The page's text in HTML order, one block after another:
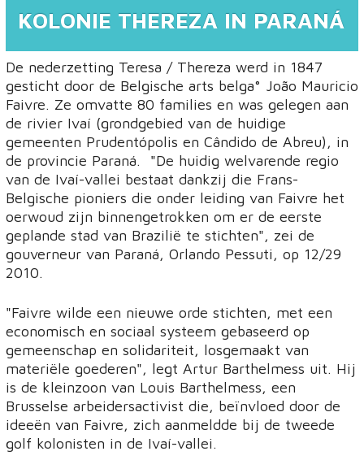
KOLONIE THEREZA IN PARANÁ
De nederzetting Teresa / Thereza werd in 1847
gesticht door de Belgische arts belga° João Mauricio
Faivre. Ze omvatte 80 families en was gelegen aan
de rivier Ivaí (grondgebied van de huidige
gemeenten Prudentópolis en Cândido de Abreu), in
de provincie Paraná. "De huidig welvarende regio
van de Ivaí-vallei bestaat dankzij die Frans-
Belgische pioniers die onder leiding van Faivre het
oerwoud zijn binnengetrokken om er de eerste
geplande stad van Brazilië te stichten", zei de
gouverneur van Paraná, Orlando Pessuti, op 12/29
2010.
"Faivre wilde een nieuwe orde stichten, met een
economisch en sociaal systeem gebaseerd op
gemeenschap en solidariteit, losgemaakt van
materiële goederen", legt Artur Barthelmess uit. Hij
is de kleinzoon van Louis Barthelmess, een
Brusselse arbeidersactivist die, beïnvloed door de
ideeën van Faivre, zich aanmeldde bij de tweede
golf kolonisten in de Ivaí-vallei.